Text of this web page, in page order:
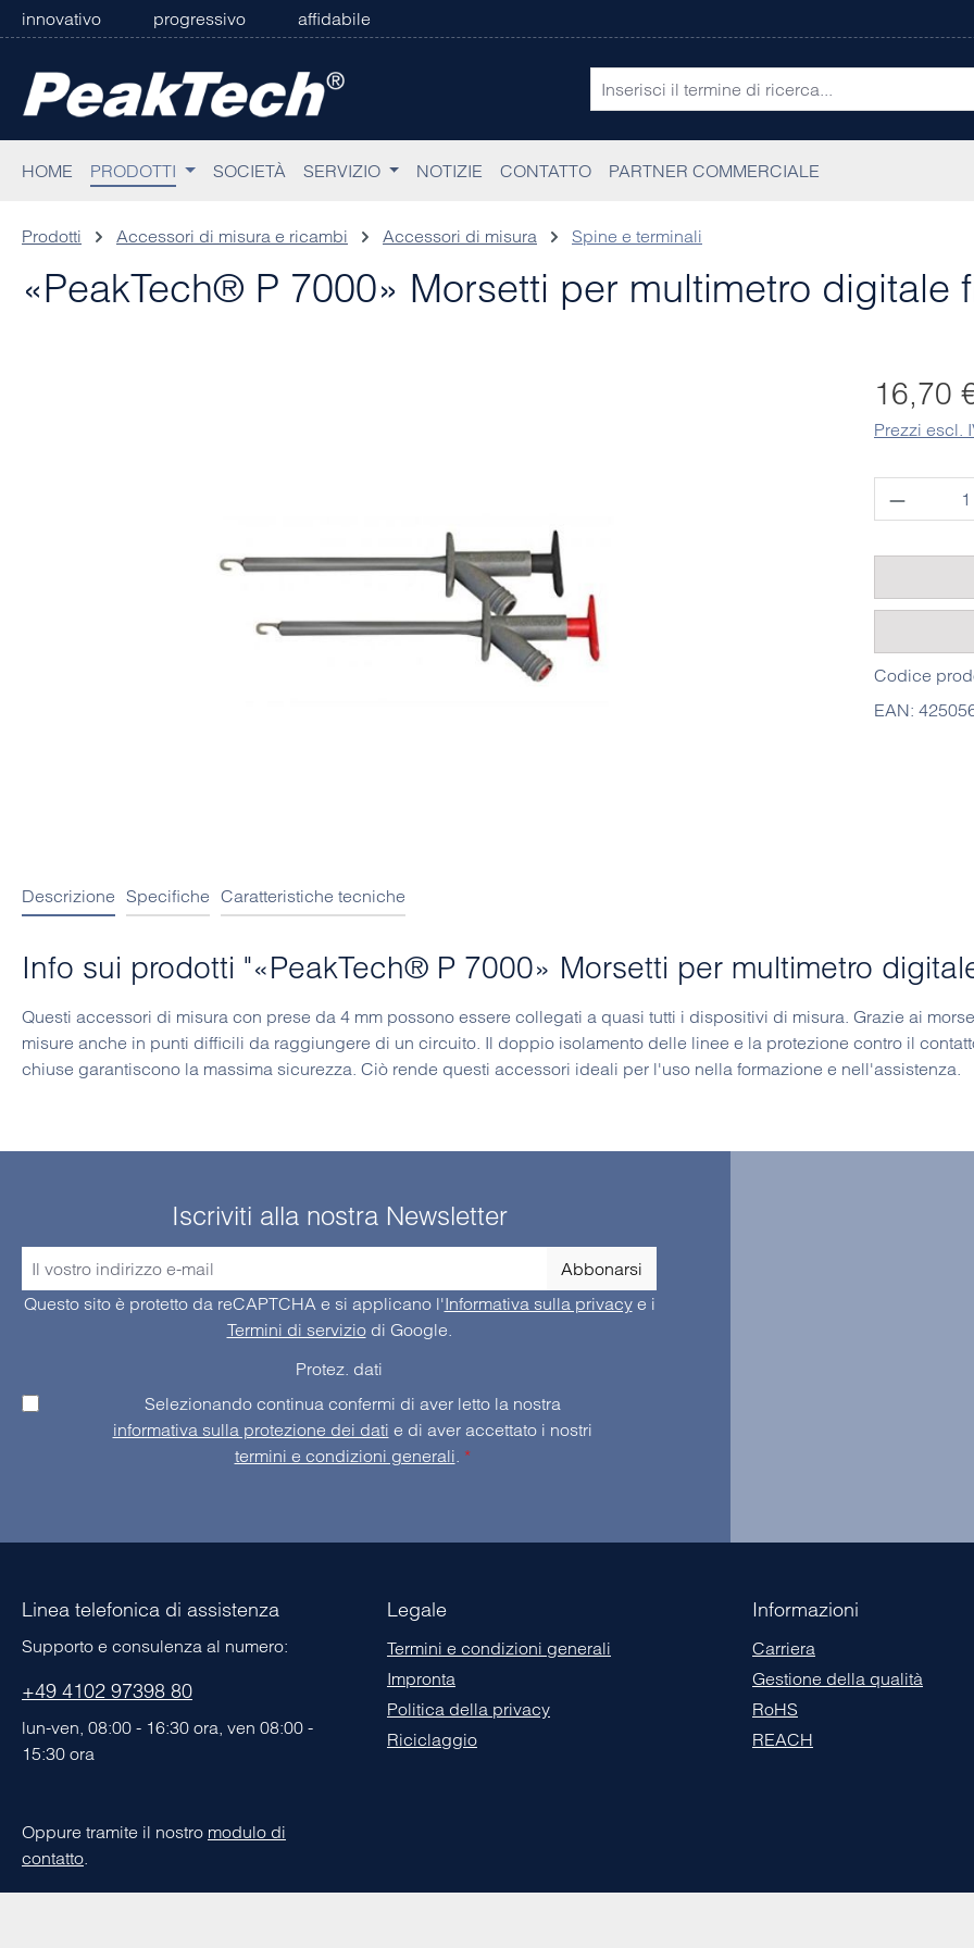
al contenuto principale
Salta alla ricerca
Passa alla navigazione principale
innovativo progressivo affidabile
HOME PRODOTTI SOCIETÀ SERVIZIO NOTIZIE CONTATTO PARTNER COMMERCIALE
Prodotti Accessori di misura e ricambi Accessori di misura Spine e terminali
«PeakTech® P 7000» Morsetti per multimetro digitale
Prezzo
16,70
Prezzi escl.
Codice
EAN:
Descrizione Specifiche Caratteristiche tecniche
Info sui prodotti "«PeakTech® P 7000» Morsetti per multimetro
Questi accessori di misura con prese da 4 mm possono essere collegati a quasi tutti i dispositivi di misura. Grazie ai
misure anche in punti difficili da raggiungere di un circuito. Il doppio isolamento delle linee e la protezione contro il
chiuse garantiscono la massima sicurezza. Ciò rende questi accessori ideali per l'uso nella formazione e nell'assistenza.
Iscriviti alla nostra Newsletter
Abbonarsi
Questo sito è protetto da reCAPTCHA e si applicano l'Informativa sulla privacye i
Termini di serviziodi Google.
Protez. dati
Selezionando continua confermi di aver letto la nostra
informativa sulla protezione dei dati
termini e condizioni generali. *
Linea telefonica di assistenza
Supporto e consulenza al numero:
+49 4102 97398 80
lun-ven, 08:00 - 16:30 ora, ven 08:00 -
15:30 ora
Oppure tramite il nostro modulo di
contatto.
Legale
Termini e condizioni generali
Impronta
Politica della privacy
Riciclaggio
Informazioni
Carriera
Gestione della qualità
RoHS
REACH